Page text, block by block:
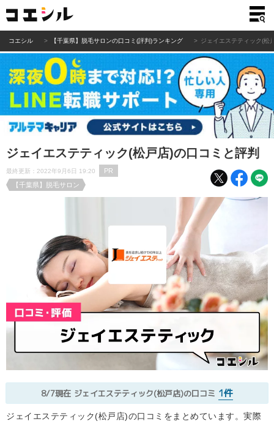
コエシル 【千葉県】脱毛サロンの口コミ(評判)ランキング ジェイエステティック(松
ジェイエステティック(松戸店)の口コミと評判
最終更新：2022年9月6日 19:20
PR
【千葉県】脱毛サロン
8/7現在 ジェイエステティック(松戸店)の口コミ 1件
ジェイエステティック(松戸店)の口コミをまとめています。実際